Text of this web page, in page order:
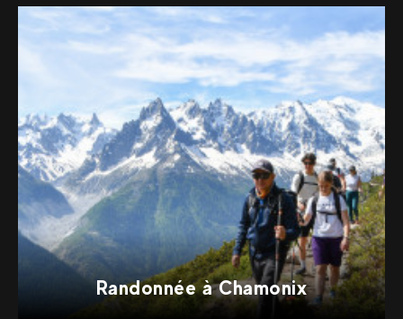
Randonnée à Chamonix